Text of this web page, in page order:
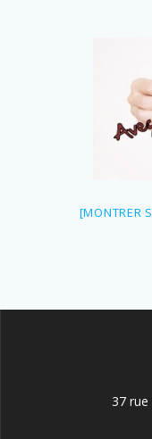
[MONTRER
37 rue